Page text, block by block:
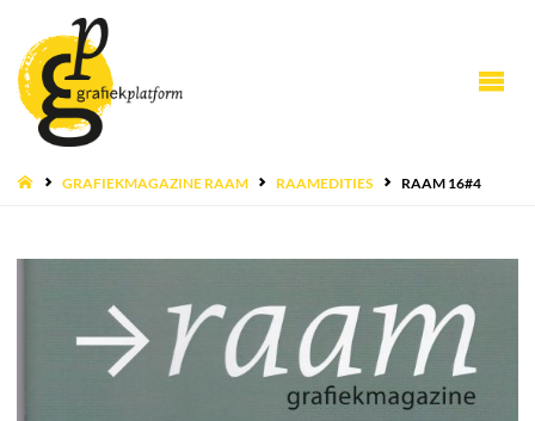
HOMEGRAFIEKMAGAZINE RAAM RAAMEDITIES RAAM 16#4